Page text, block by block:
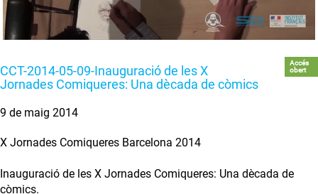
CCT-2014-05-09-Inauguració de les X
Jornades Comiqueres: Una dècada de còmics
Accés
obert
9 de maig 2014
X Jornades Comiqueres Barcelona 2014
Inauguració de les X Jornades Comiqueres: Una dècada de
còmics.